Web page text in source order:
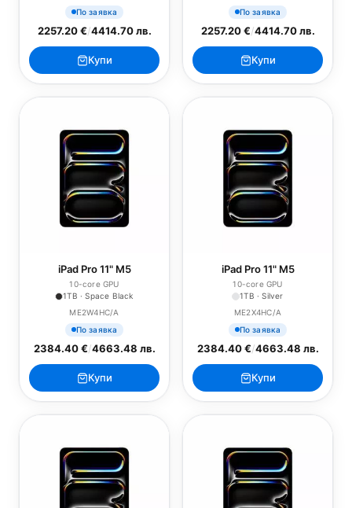
По заявка
2257.20 €/4414.70 лв.
Купи
По заявка
2257.20 €/4414.70 лв.
Купи
iPad Pro 11" M5
10-core GPU
1TB · Space Black
ME2W4HC/A
По заявка
2384.40 €/4663.48 лв.
Купи
iPad Pro 11" M5
10-core GPU
1TB · Silver
ME2X4HC/A
По заявка
2384.40 €/4663.48 лв.
Купи